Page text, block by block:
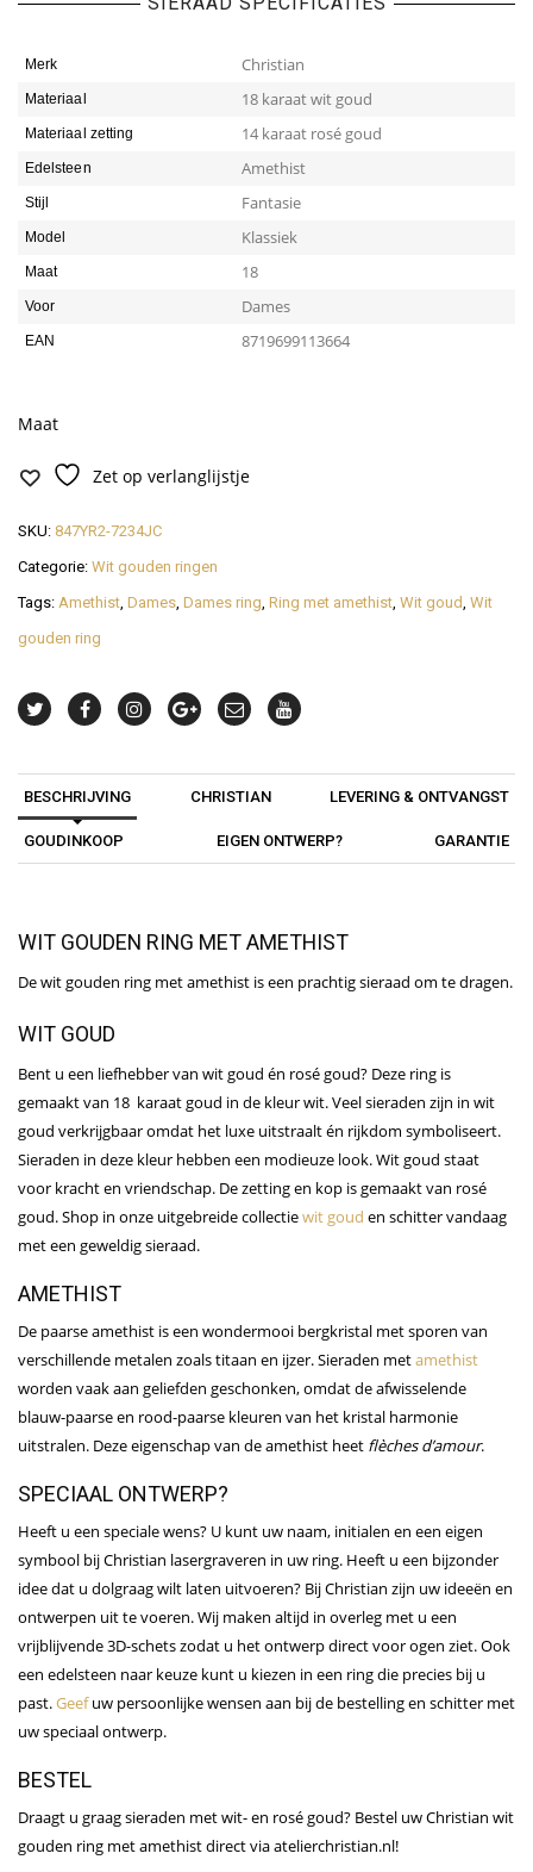
Merk Christian
Materiaal 18 karaat wit goud
Materiaal zetting 14 karaat rosé goud
Edelsteen Amethist
Stijl Fantasie
Model Klassiek
Maat 18
Voor Dames
EAN 8719699113664
Maat
Zet op verlanglijstje
SKU: 847YR2-7234JC
Categorie: Wit gouden ringen
Tags: Amethist, Dames, Dames ring, Ring met amethist, Wit goud, Wit
gouden ring
BESCHRIJVING CHRISTIAN LEVERING & ONTVANGST
GOUDINKOOP EIGEN ONTWERP? GARANTIE
WIT GOUDEN RING MET AMETHIST
De wit gouden ring met amethist is een prachtig sieraad om te dragen.
WIT GOUD
Bent u een liefhebber van wit goud én rosé goud? Deze ring is
gemaakt van 18 karaat goud in de kleur wit. Veel sieraden zijn in wit
goud verkrijgbaar omdat het luxe uitstraalt én rijkdom symboliseert.
Sieraden in deze kleur hebben een modieuze look. Wit goud staat
voor kracht en vriendschap. De zetting en kop is gemaakt van rosé
goud. Shop in onze uitgebreide collectiewit goud en schitter vandaag
met een geweldig sieraad.
AMETHIST
De paarse amethist is een wondermooi bergkristal met sporen van
verschillende metalen zoals titaan en ijzer. Sieraden metamethist
worden vaak aan geliefden geschonken, omdat de afwisselende
blauw-paarse en rood-paarse kleuren van het kristal harmonie
uitstralen. Deze eigenschap van de amethist heet flèches d’amour.
SPECIAAL ONTWERP?
Heeft u een speciale wens? U kunt uw naam, initialen en een eigen
symbool bij Christian lasergraveren in uw ring. Heeft u een bijzonder
idee dat u dolgraag wilt laten uitvoeren? Bij Christian zijn uw ideeën en
ontwerpen uit te voeren. Wij maken altijd in overleg met u een
vrijblijvende 3D-schets zodat u het ontwerp direct voor ogen ziet. Ook
een edelsteen naar keuze kunt u kiezen in een ring die precies bij u
past.Geefuw persoonlijke wensen aan bij de bestelling en schitter met
uw speciaal ontwerp.
BESTEL
Draagt u graag sieraden met wit- en rosé goud? Bestel uw Christian wit
gouden ring met amethist direct via atelierchristian.nl!